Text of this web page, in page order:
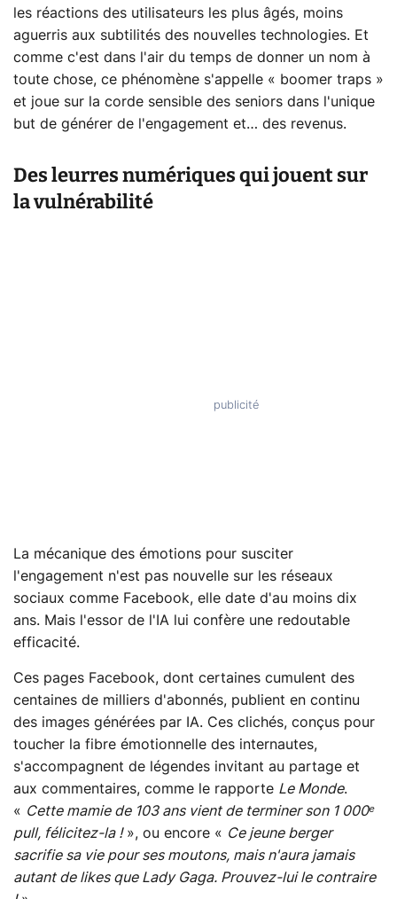
les réactions des utilisateurs les plus âgés, moins
aguerris aux subtilités des nouvelles technologies. Et
comme c'est dans l'air du temps de donner un nom à
toute chose, ce phénomène s'appelle « boomer traps »
et joue sur la corde sensible des seniors dans l'unique
but de générer de l'engagement et… des revenus.
Des leurres numériques qui jouent sur
la vulnérabilité
La mécanique des émotions pour susciter
l'engagement n'est pas nouvelle sur les réseaux
sociaux comme Facebook, elle date d'au moins dix
ans. Mais l'essor de l'IA lui confère une redoutable
efficacité.
Ces pages Facebook, dont certaines cumulent des
centaines de milliers d'abonnés, publient en continu
des images générées par IA. Ces clichés, conçus pour
toucher la fibre émotionnelle des internautes,
s'accompagnent de légendes invitant au partage et
aux commentaires, comme le rapporte Le Monde.
« Cette mamie de 103 ans vient de terminer son 1 000ᵉ
pull, félicitez-la !», ou encore « Ce jeune berger
sacrifie sa vie pour ses moutons, mais n'aura jamais
autant de likes que Lady Gaga. Prouvez-lui le contraire